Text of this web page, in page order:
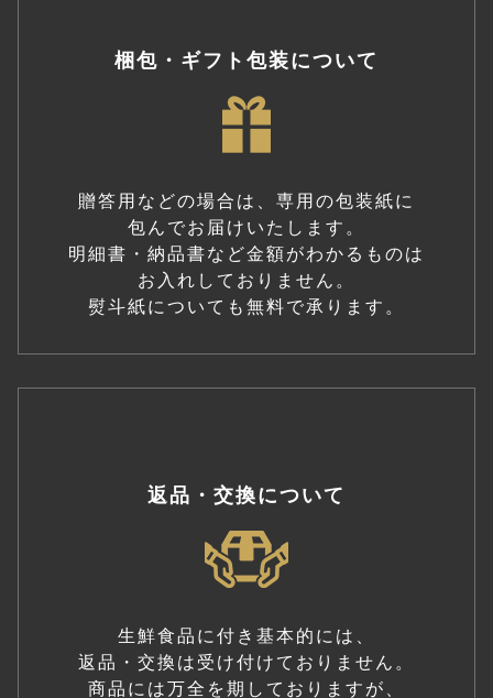
梱包・ギフト包装について
贈答用などの場合は、専用の包装紙に
包んでお届けいたします。
明細書・納品書など金額がわかるものは
お入れしておりません。
熨斗紙についても無料で承ります。
返品・交換について
生鮮食品に付き基本的には、
返品・交換は受け付けておりません。
商品には万全を期しておりますが、